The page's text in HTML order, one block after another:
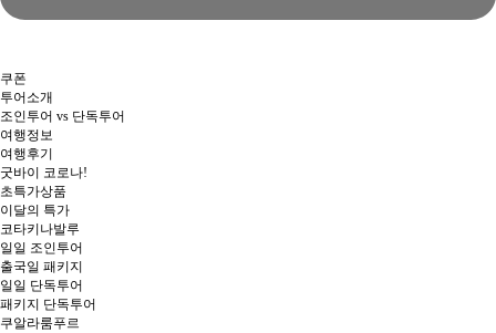
쿠폰
투어소개
조인투어 vs 단독투어
여행정보
여행후기
굿바이 코로나!
초특가상품
이달의 특가
코타키나발루
일일 조인투어
출국일 패키지
일일 단독투어
패키지 단독투어
쿠알라룸푸르